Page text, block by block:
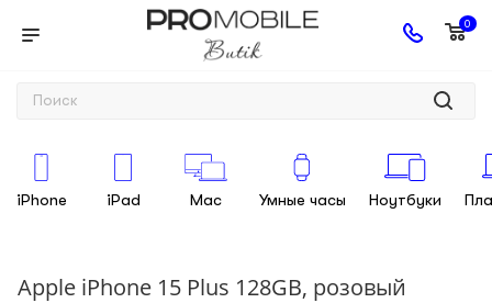
0
iPhone iPad Mac Умные часы Ноутбуки
Apple iPhone 15 Plus 128GB, розовый